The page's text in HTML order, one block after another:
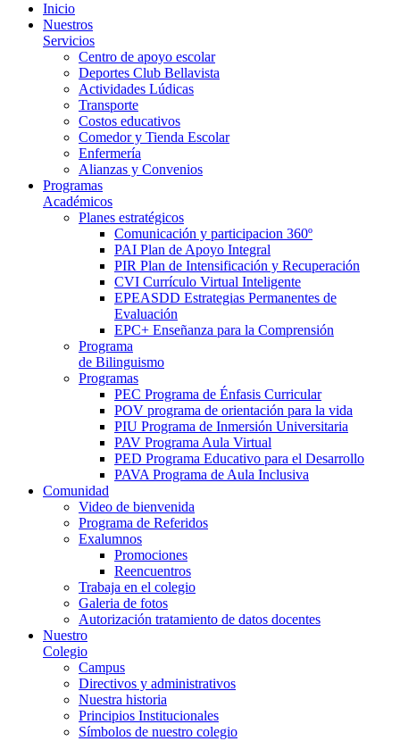
Inicio
Nuestros
Servicios
Centro de apoyo escolar
Deportes Club Bellavista
Actividades Lúdicas
Transporte
Costos educativos
Comedor y Tienda Escolar
Enfermería
Alianzas y Convenios
Programas
Académicos
Planes estratégicos
Comunicación y participacion 360º
PAI Plan de Apoyo Integral
PIR Plan de Intensificación y Recuperación
CVI Currículo Virtual Inteligente
EPEASDD Estrategias Permanentes de
Evaluación
EPC+ Enseñanza para la Comprensión
Programa
de Bilinguismo
Programas
PEC Programa de Énfasis Curricular
POV programa de orientación para la vida
PIU Programa de Inmersión Universitaria
PAV Programa Aula Virtual
PED Programa Educativo para el Desarrollo
PAVA Programa de Aula Inclusiva
Comunidad
Video de bienvenida
Programa de Referidos
Exalumnos
Promociones
Reencuentros
Trabaja en el colegio
Galeria de fotos
Autorización tratamiento de datos docentes
Nuestro
Colegio
Campus
Directivos y administrativos
Nuestra historia
Principios Institucionales
Símbolos de nuestro colegio